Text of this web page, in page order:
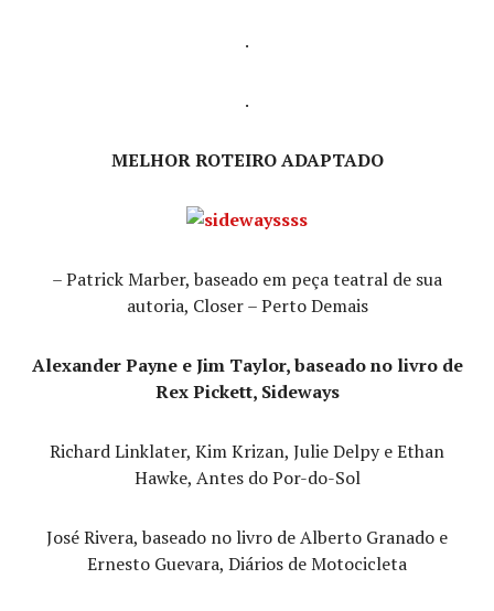
.
.
MELHOR ROTEIRO ADAPTADO
– Patrick Marber, baseado em peça teatral de sua
autoria, Closer – Perto Demais
Alexander Payne e Jim Taylor, baseado no livro de
Rex Pickett, Sideways
Richard Linklater, Kim Krizan, Julie Delpy e Ethan
Hawke, Antes do Por-do-Sol
José Rivera, baseado no livro de Alberto Granado e
Ernesto Guevara, Diários de Motocicleta